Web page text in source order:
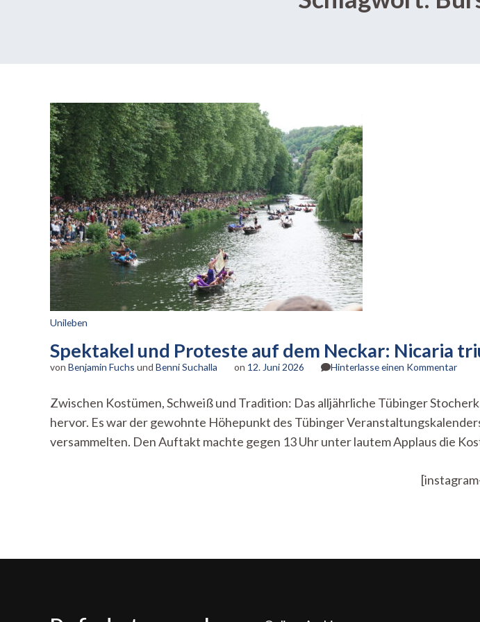
Unileben
Spektakel und Proteste auf dem Neckar: Nicaria
von Benjamin Fuchs und Benni Suchalla on 12. Juni 2026 Hinterlasse einen Kommentarzu
auf
dem
Zwischen Kostümen, Schweiß und Tradition: Das alljährliche Tübinger
hervor. Es war der gewohnte Höhepunkt des Tübinger
versammelten. Den Auftakt machte gegen 13 Uhr unter lautem Applaus die